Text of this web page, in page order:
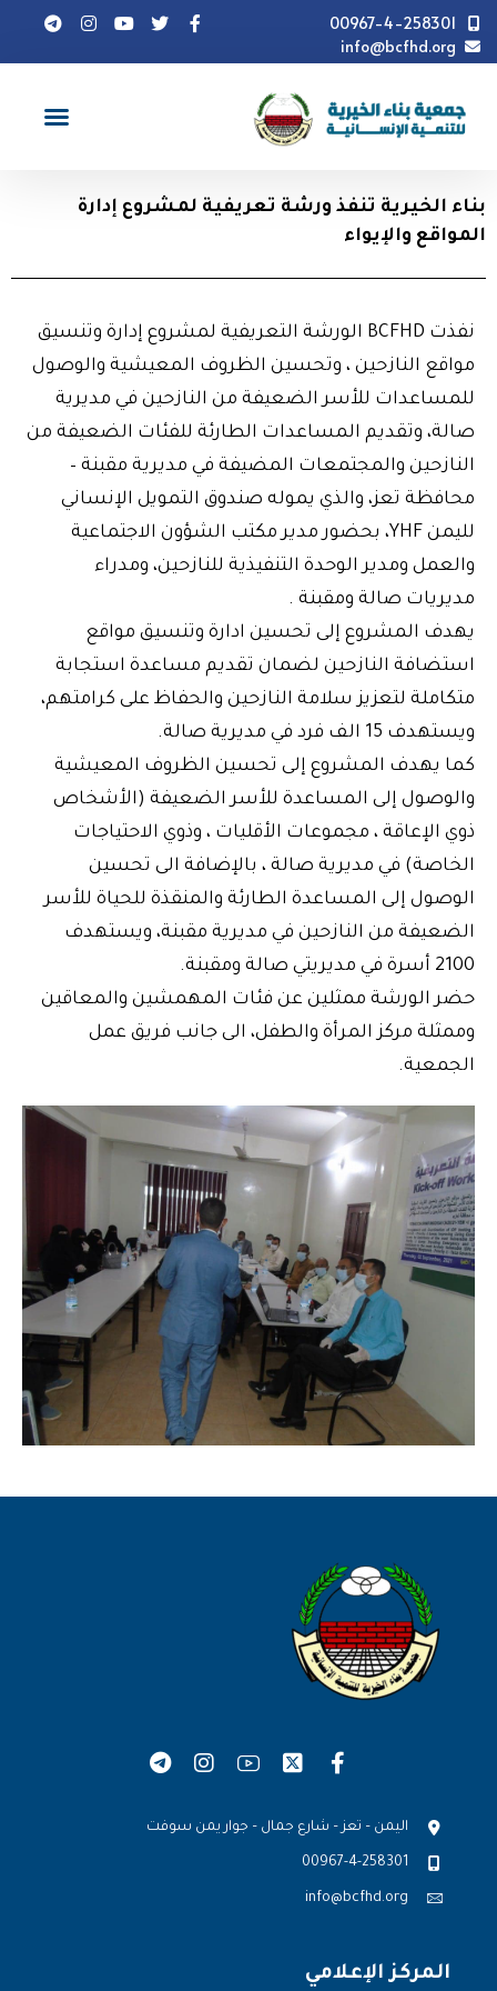
00967-4-258301
info@bcfhd.org
أخبار
بناء الخيرية تنفذ ورشة تعريفية لمشروع إدارة المواقع
بناء الخيرية تنفذ ورشة تعريفية لمشروع إدارة
المواقع والإيواء
نفذت BCFHD الورشة التعريفية لمشروع إدارة وتنسيق
مواقع النازحين ، وتحسين الظروف المعيشية والوصول
للمساعدات للأسر الضعيفة من النازحين في مديرية
صالة، وتقديم المساعدات الطارئة للفئات الضعيفة من
النازحين والمجتمعات المضيفة في مديرية مقبنة –
محافظة تعز، والذي يموله صندوق التمويل الإنساني
لليمن YHF، بحضور مدير مكتب الشؤون الاجتماعية
والعمل ومدير الوحدة التنفيذية للنازحين، ومدراء
مديريات صالة ومقبنة .
يهدف المشروع إلى تحسين ادارة وتنسيق مواقع
استضافة النازحين لضمان تقديم مساعدة استجابة
متكاملة لتعزيز سلامة النازحين والحفاظ على كرامتهم،
ويستهدف 15 الف فرد في مديرية صالة.
كما يهدف المشروع إلى تحسين الظروف المعيشية
والوصول إلى المساعدة للأسر الضعيفة (الأشخاص
ذوي الإعاقة ، مجموعات الأقليات ، وذوي الاحتياجات
الخاصة) في مديرية صالة ، بالإضافة الى تحسين
الوصول إلى المساعدة الطارئة والمنقذة للحياة للأسر
الضعيفة من النازحين في مديرية مقبنة، ويستهدف
2100 أسرة في مديريتي صالة ومقبنة.
حضر الورشة ممثلين عن فئات المهمشين والمعاقين
وممثلة مركز المرأة والطفل، الى جانب فريق عمل
الجمعية.
اليمن – تعز – شارع جمال – جوار يمن سوفت
00967-4-258301
info@bcfhd.org
المركز الإعلامي